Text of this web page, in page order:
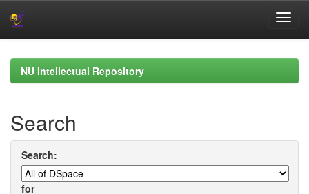
navigationNU Intellectual Repository
Search
Search:
for